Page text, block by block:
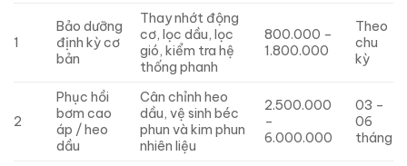
1
Bảo dưỡng
định kỳ cơ
bản
Thay nhớt động
cơ, lọc dầu, lọc
gió, kiểm tra hệ
thống phanh
800.000 –
1.800.000
Theo
chu
kỳ
2
Phục hồi
bơm cao
áp / heo
dầu
Cân chỉnh heo
dầu, vệ sinh béc
phun và kim phun
nhiên liệu
2.500.000
–
6.000.000
03 –
06
tháng